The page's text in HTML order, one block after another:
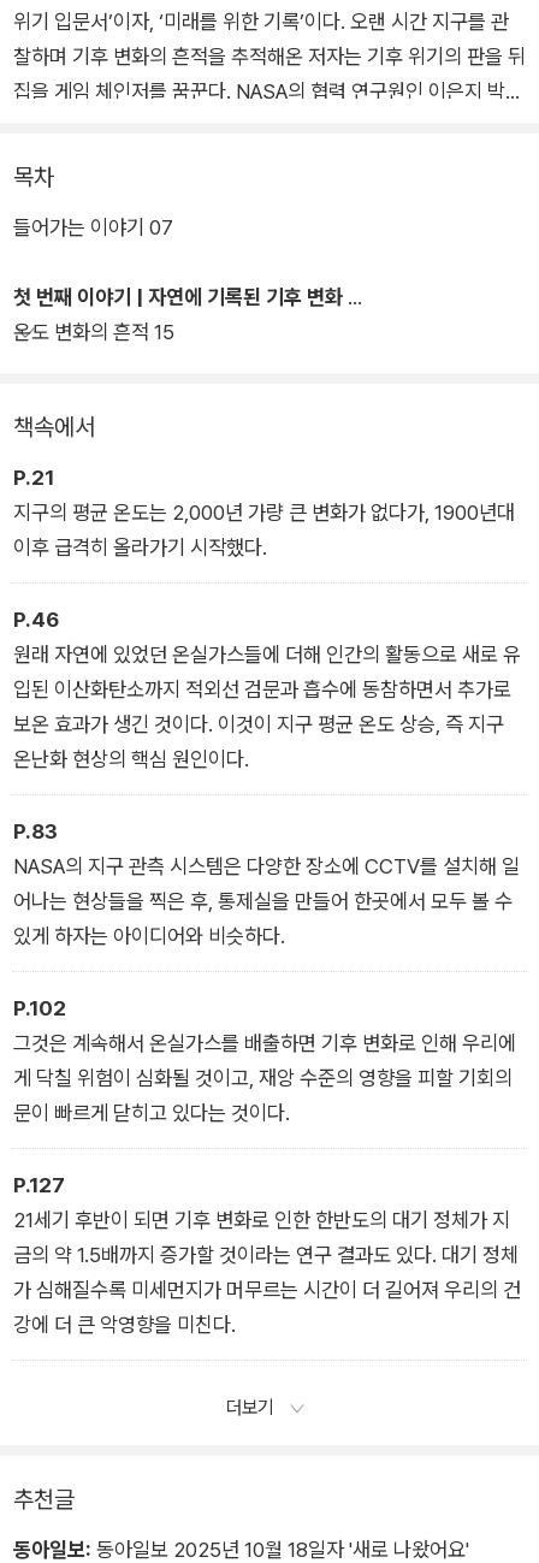
위기 입문서’이자, ‘미래를 위한 기록’이다. 오랜 시간 지구를 관
찰하며 기후 변화의 흔적을 추적해온 저자는 기후 위기의 판을 뒤
집을 게임 체인저를 꿈꾼다. NASA의 협력 연구원인 이은지 박사
면서도, 기후 위기 극복을 위한 정책과 우리의 행동이 만들어 낼
미래에 대한 희망 역시 잃지 않는다.
들이 ‘기후 스마트 세대’를 만들고, 이는 기후 위기라는 인류 공통
의 문제를 해결할 열쇠가 될 것이다. 과연 우리는 저자의 희망대
목차
들어가는 이야기 07
첫 번째 이야기 | 자연에 기록된 기후 변화
온도 변화의 흔적 15
책속에서
P.21
지구의 평균 온도는 2,000년 가량 큰 변화가 없다가, 1900년대
이후 급격히 올라가기 시작했다.
P.46
원래 자연에 있었던 온실가스들에 더해 인간의 활동으로 새로 유
입된 이산화탄소까지 적외선 검문과 흡수에 동참하면서 추가로
보온 효과가 생긴 것이다. 이것이 지구 평균 온도 상승, 즉 지구
온난화 현상의 핵심 원인이다.
P.83
NASA의 지구 관측 시스템은 다양한 장소에 CCTV를 설치해 일
어나는 현상들을 찍은 후, 통제실을 만들어 한곳에서 모두 볼 수
있게 하자는 아이디어와 비슷하다.
P.102
그것은 계속해서 온실가스를 배출하면 기후 변화로 인해 우리에
게 닥칠 위험이 심화될 것이고, 재앙 수준의 영향을 피할 기회의
문이 빠르게 닫히고 있다는 것이다.
P.127
21세기 후반이 되면 기후 변화로 인한 한반도의 대기 정체가 지
금의 약 1.5배까지 증가할 것이라는 연구 결과도 있다. 대기 정체
가 심해질수록 미세먼지가 머무르는 시간이 더 길어져 우리의 건
강에 더 큰 악영향을 미친다.
더보기
추천글
동아일보: 동아일보 2025년 10월 18일자 '새로 나왔어요'